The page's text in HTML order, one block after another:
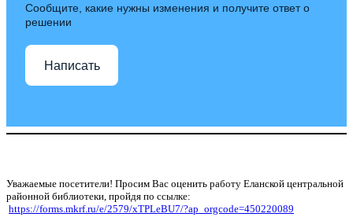
Сообщите, какие нужны изменения и получите ответ о
решении
Написать
Уважаемые посетители! Просим Вас оценить работу Еланской центральной
районной библиотеки, пройдя по ссылке:
https://forms.mkrf.ru/e/2579/xTPLeBU7/?ap_orgcode=450220089